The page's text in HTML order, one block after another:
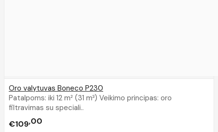
Oro valytuvas Boneco P230
Patalpoms: iki 12 m² (31 m³) Veikimo principas: oro
filtravimas su speciali..
€109 00